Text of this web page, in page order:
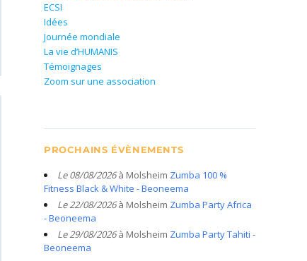
ECSI
Idées
Journée mondiale
La vie d’HUMANIS
Témoignages
Zoom sur une association
PROCHAINS ÉVÈNEMENTS
Le 08/08/2026à Molsheim Zumba 100 %
Fitness Black & White - Beoneema
Le 22/08/2026à Molsheim Zumba Party Africa
- Beoneema
Le 29/08/2026à Molsheim Zumba Party Tahiti -
Beoneema